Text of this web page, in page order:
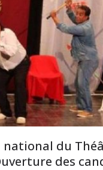
national du
des